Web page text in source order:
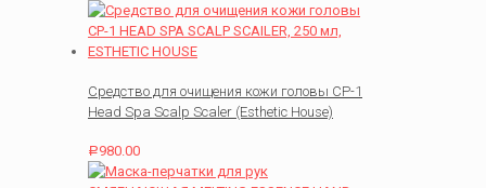
Средство для очищения кожи головы CP-1
Head Spa Scalp Scaler (Esthetic House)
Р 980.00